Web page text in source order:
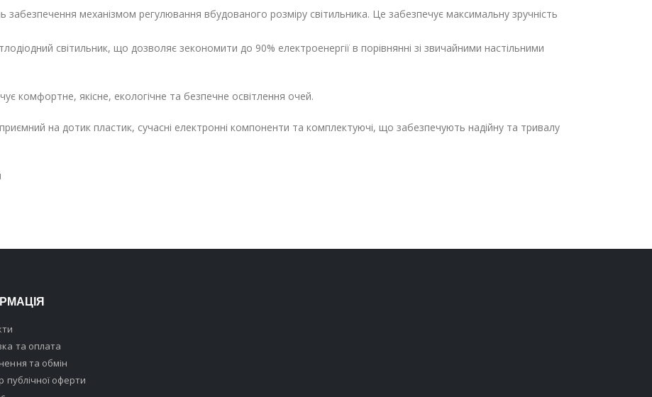
забезпечення механізмом регулювання вбудованого розміру світильника. Це забезпечує максимальну зручність
світильник, що дозволяє зекономити до 90% електроенергії в порівнянні зі звичайними настільними
комфортне, якісне, екологічне та безпечне освітлення очей.
приємний на дотик пластик, сучасні електронні компоненти та комплектуючі, що забезпечують надійну та тривалу
та оплата
та обмін
публічної оферти